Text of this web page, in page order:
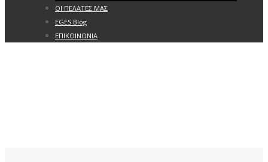
ΟΙ ΠΕΛΑΤΕΣ ΜΑΣ
EGES Blog
ΕΠΙΚΟΙΝΩΝΙΑ